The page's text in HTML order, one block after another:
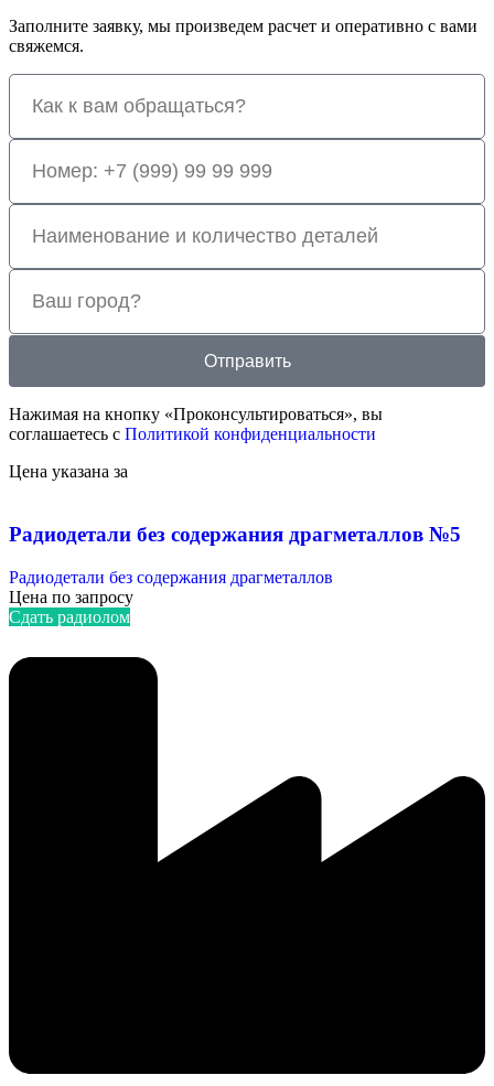
Заполните заявку, мы произведем расчет и оперативно с вами
свяжемся.
Отправить
Нажимая на кнопку «Проконсультироваться», вы
соглашаетесь с Политикой конфиденциальности
Цена указана за
Радиодетали без содержания драгметаллов №5
Радиодетали без содержания драгметаллов
Цена по запросу
Сдать радиолом